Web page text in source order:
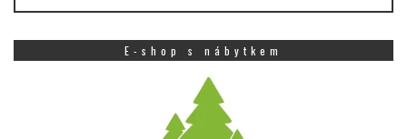
E-shop s nábytkem